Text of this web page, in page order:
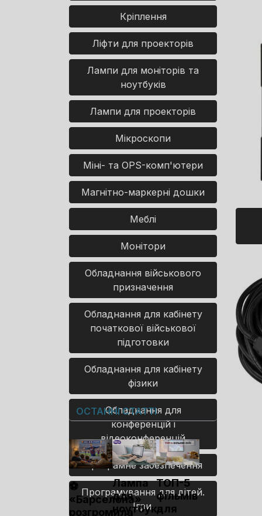
Кріплення
Ліфти для проекторів
Лампи для моніторів та
ноутбуків
Лампи для проекторів
Мікроскопи
Міні- та OPS-комп'ютери
Магнітно-маркерні дошки
Меблі
Монітори
Обладнання військового
призначення
Обладнання для кабінету
початкової військової
підготовки
Обладнання для кабінету
фізики
Обладнання для
конференцій і
відеоконференцій
Програмне забезпечення
Програмування для дітей.
Ігри.
ОСТАННІ СТАТТІ
⚽
«Барселона»
розгромила
Лампа
для
ноутбука
ТОП-5
фільмів
для